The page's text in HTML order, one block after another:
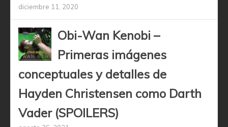
diciembre 11, 2020
Obi-Wan Kenobi –
Primeras imágenes
conceptuales y detalles de
Hayden Christensen como Darth
Vader (SPOILERS)